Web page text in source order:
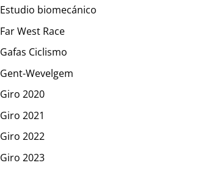
Estudio biomecánico
Far West Race
Gafas Ciclismo
Gent-Wevelgem
Giro 2020
Giro 2021
Giro 2022
Giro 2023